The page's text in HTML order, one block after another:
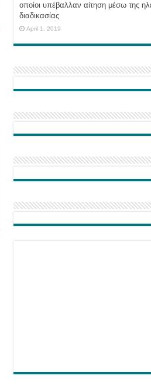
οποίοι υπέβαλλαν αίτηση μέσω της
διαδικασίας
April 1, 2019